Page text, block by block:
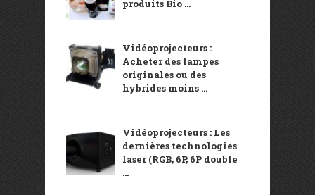
produits Bio ...
Vidéoprojecteurs :
Acheter des lampes
originales ou des
hybrides moins ...
Vidéoprojecteurs : Les
dernières technologies
laser (RGB, 6P, 6P double
...